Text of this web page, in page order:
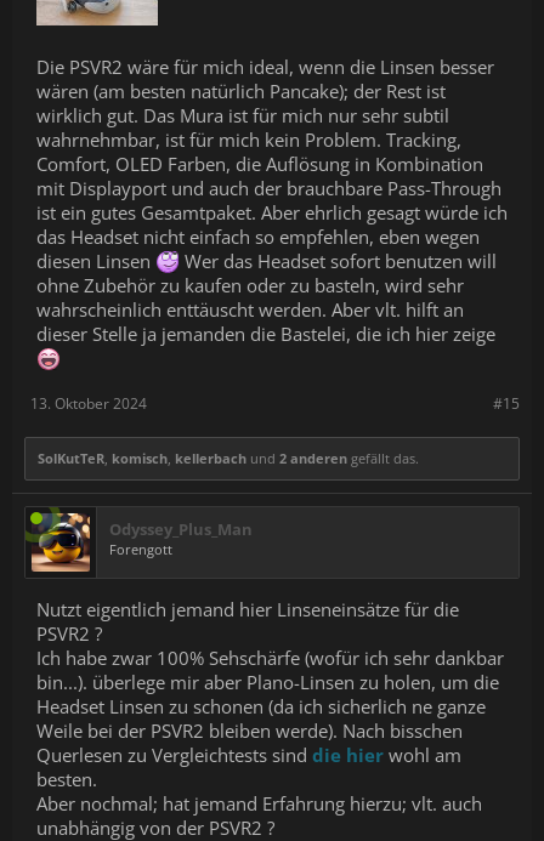
Die PSVR2 wäre für mich ideal, wenn die Linsen besser
wären (am besten natürlich Pancake); der Rest ist
wirklich gut. Das Mura ist für mich nur sehr subtil
wahrnehmbar, ist für mich kein Problem. Tracking,
Comfort, OLED Farben, die Auflösung in Kombination
mit Displayport und auch der brauchbare Pass-Through
ist ein gutes Gesamtpaket. Aber ehrlich gesagt würde ich
das Headset nicht einfach so empfehlen, eben wegen
diesen Linsen
Wer das Headset sofort benutzen will
ohne Zubehör zu kaufen oder zu basteln, wird sehr
wahrscheinlich enttäuscht werden. Aber vlt. hilft an
dieser Stelle ja jemanden die Bastelei, die ich hier zeige
#15
13. Oktober 2024
SolKutTeR, komisch, kellerbach und 2 anderen gefällt das.
Odyssey_Plus_Man
Forengott
Nutzt eigentlich jemand hier Linseneinsätze für die
PSVR2 ?
Ich habe zwar 100% Sehschärfe (wofür ich sehr dankbar
bin...). überlege mir aber Plano-Linsen zu holen, um die
Headset Linsen zu schonen (da ich sicherlich ne ganze
Weile bei der PSVR2 bleiben werde). Nach bisschen
Querlesen zu Vergleichtests sind die hier wohl am
besten.
Aber nochmal; hat jemand Erfahrung hierzu; vlt. auch
unabhängig von der PSVR2 ?